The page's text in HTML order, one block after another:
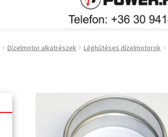
Dízelmotor alkatrészek Léghűtéses dízelmotorok